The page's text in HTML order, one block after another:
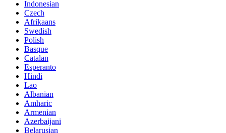
Indonesian
Czech
Afrikaans
Swedish
Polish
Basque
Catalan
Esperanto
Hindi
Lao
Albanian
Amharic
Armenian
Azerbaijani
Belarusian